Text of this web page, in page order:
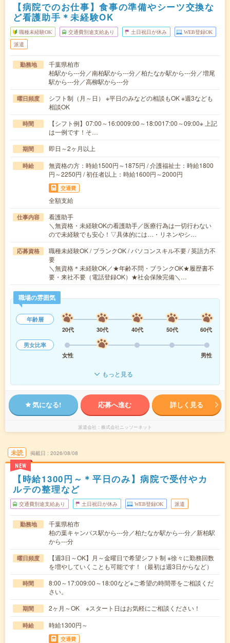
【病院でのお仕事】食事の準備やシーツ交換な
ど看護助手＊未経験OK
職種未経験OK 交通費別途支給あり 土日祝日が休み WEB登録OK
派遣
勤務地
千葉県柏市
柏駅から---分／南柏駅から---分／柏たなか駅から---分／増尾
駅から---分／高柳駅から---分
曜日頻度
シフト制（月～日） ※平日のみなどの相談もOK ※週3なども
相談OK
時間
【シフト例】07:00～16:0009:00～18:0017:00～09:00※ 上記
は一例です！そ…
期間 即日～2ヶ月以上
時給
無資格の方：時給1500円～1875円 / 介護福祉士：時給1800
円～2250円 / 初任者以上：時給1600円～2000円
交通費
全額支給
仕事内容
看護助手
＼無資格・未経験OKの看護助手／医療行為は一切行わない
ので未経験でも安心！▽具体的には…・リネンやシ…
応募資格
職種未経験OK / ブランクOK / パソコンスキル不要 / 英語力不
要
＼無資格＊未経験OK／★年齢不問・ブランクOK★履歴書不
要・来社不要（電話登録OK）★社会保険完備＼…
職場の雰囲気
年齢層
20代
30代 40代 50代
60代
男女比率
女性
男性
もっと見る
気になる! 応募へ進む 詳しく見る
派遣会社 株式会社ニッソーネット
未読
NEW
掲載日 2026/08/08
【時給1300円～＊平日のみ】病院で受付やカ
ルテの整理など
交通費別途支給あり 土日祝日が休み WEB登録OK 派遣
勤務地
千葉県柏市
柏の葉キャンパス駅から---分／柏たなか駅から---分／新柏駅
から---分
曜日頻度
【週3日～OK】月～金曜日で希望シフト制 ※徐々に勤務回数
を増やしていくことも可能です！（最初は週3日からなど）
時間
8:00～17:009:00～18:00など※ご希望の時間帯をご相談くだ
さい。
期間 2ヶ月～OK ※スタート日はお気軽にご相談ください！
時給 時給1300円～
交通費